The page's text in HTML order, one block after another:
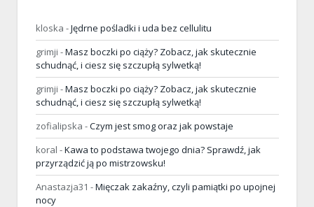
kloska -Jędrne pośladki i uda bez cellulitu
grimji -Masz boczki po ciąży? Zobacz, jak skutecznie
schudnąć, i ciesz się szczupłą sylwetką!
grimji -Masz boczki po ciąży? Zobacz, jak skutecznie
schudnąć, i ciesz się szczupłą sylwetką!
zofialipska -Czym jest smog oraz jak powstaje
koral -Kawa to podstawa twojego dnia? Sprawdź, jak
przyrządzić ją po mistrzowsku!
Anastazja31 -Mięczak zakaźny, czyli pamiątki po upojnej
nocy